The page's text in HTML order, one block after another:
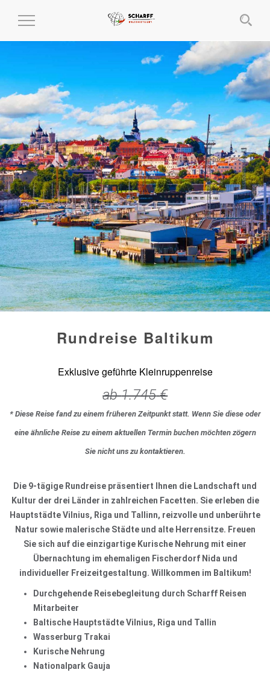
MENÜ
Rundreise Baltikum
Exklusive geführte Kleinruppenreise
ab1.745 €
* Diese Reise fand zu einem früheren Zeitpunkt statt. Wenn Sie diese oder
eine ähnliche Reise zu einem aktuellen Termin buchen möchten zögern
Sie nicht uns zu kontaktieren.
Die 9-tägige Rundreise präsentiert Ihnen die Landschaft und
Kultur der drei Länder in zahlreichen Facetten. Sie erleben die
Hauptstädte Vilnius, Riga und Tallinn, reizvolle und unberührte
Natur sowie malerische Städte und alte Herrensitze. Freuen
Sie sich auf die einzigartige Kurische Nehrung mit einer
Übernachtung im ehemaligen Fischerdorf Nida und
individueller Freizeitgestaltung. Willkommen im Baltikum!
Durchgehende Reisebegleitung durch Scharff Reisen
Mitarbeiter
Baltische Hauptstädte Vilnius, Riga und Tallin
Wasserburg Trakai
Kurische Nehrung
Nationalpark Gauja